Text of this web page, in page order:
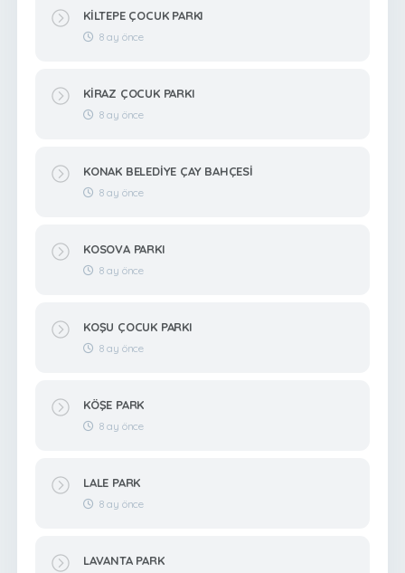
KİLTEPE ÇOCUK PARKI
8 ay önce
KİRAZ ÇOCUK PARKI
8 ay önce
KONAK BELEDİYE ÇAY BAHÇESİ
8 ay önce
KOSOVA PARKI
8 ay önce
KOŞU ÇOCUK PARKI
8 ay önce
KÖŞE PARK
8 ay önce
LALE PARK
8 ay önce
LAVANTA PARK